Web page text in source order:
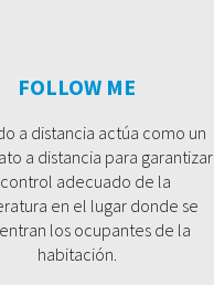
FOLLOW ME
a distancia actúa como un
a distancia para garantizar
adecuado de la
en el lugar donde se
los ocupantes de la
habitación.